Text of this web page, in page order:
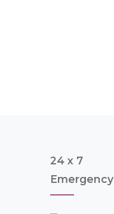
24 x 7
Emergency